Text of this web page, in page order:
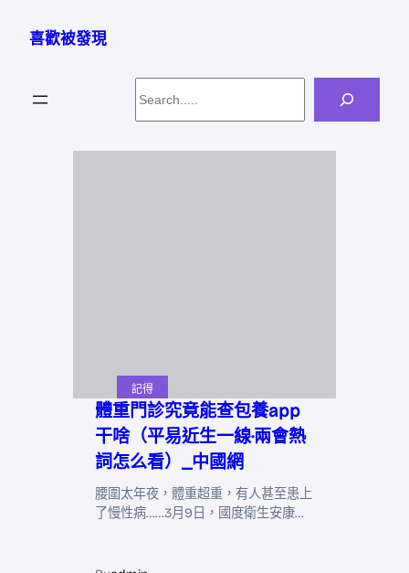
喜歡被發現
記得
體重門診究竟能查包養app
干啥（平易近生一線·兩會熱
詞怎么看）_中國網
腰圍太年夜，體重超重，有人甚至患上
了慢性病……3月9日，國度衛生安康…